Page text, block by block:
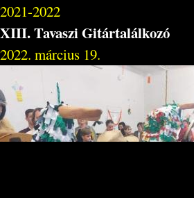
2021-2022
XIII. Tavaszi Gitártalálkozó
2022. március 19.